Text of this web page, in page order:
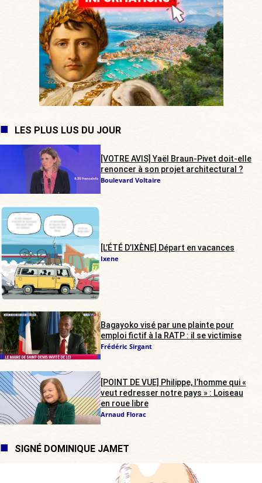
LES PLUS LUS DU JOUR
[VOTRE AVIS] Yaël Braun-Pivet doit-elle
renoncer à son projet architectural ?
Boulevard Voltaire
[L’ÉTÉ D’IXÈNE] Départ en vacances
Ixene
Bagayoko visé par une plainte pour
emploi fictif à la RATP : il se victimise
Frédéric Sirgant
[POINT DE VUE] Philippe, l’homme qui «
veut redresser notre pays » : Loiseau
en roue libre
Arnaud Florac
SIGNÉ DOMINIQUE JAMET